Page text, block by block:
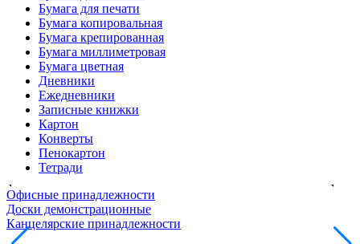
Бумага для печати
Бумага копировальная
Бумага крепированная
Бумага миллиметровая
Бумага цветная
Дневники
Ежедневники
Записные книжки
Картон
Конверты
Пенокартон
Тетради
Офисные принадлежности
Доски демонстрационные
Канцелярские принадлежности